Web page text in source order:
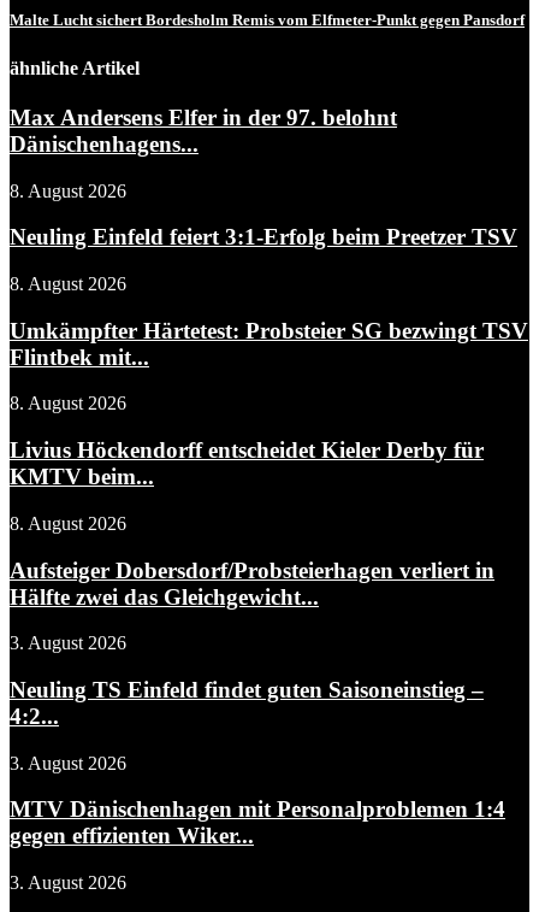
Malte Lucht sichert Bordesholm Remis vom Elfmeter-Punkt gegen Pansdorf
ähnliche Artikel
Max Andersens Elfer in der 97. belohnt
Dänischenhagens...
8. August 2026
Neuling Einfeld feiert 3:1-Erfolg beim Preetzer TSV
8. August 2026
Umkämpfter Härtetest: Probsteier SG bezwingt TSV
Flintbek mit...
8. August 2026
Livius Höckendorff entscheidet Kieler Derby für
KMTV beim...
8. August 2026
Aufsteiger Dobersdorf/Probsteierhagen verliert in
Hälfte zwei das Gleichgewicht...
3. August 2026
Neuling TS Einfeld findet guten Saisoneinstieg –
4:2...
3. August 2026
MTV Dänischenhagen mit Personalproblemen 1:4
gegen effizienten Wiker...
3. August 2026